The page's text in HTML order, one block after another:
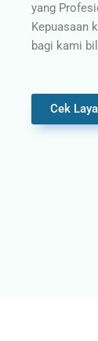
yang
Kepuasaan
bagi kami
Cek